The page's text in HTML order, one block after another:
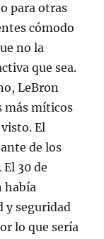
para otras
cómodo
no la
que sea.
LeBron
más míticos
El
de los
30 de
había
y seguridad
lo que sería